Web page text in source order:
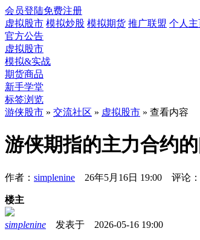
会员登陆免费注册
虚拟股市 模拟炒股 模拟期货 推广联盟 个人主
官方公告
虚拟股市
模拟&实战
期货商品
新手学堂
标签浏览
游侠股市 » 交流社区 » 虚拟股市 » 查看内容
游侠期指的主力合约
作者： simplenine 26年5月16日 19:00 评论：
楼主
simplenine 发表于 2026-05-16 19:00